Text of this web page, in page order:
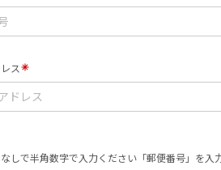
ス
しで半角数字で入力ください「郵便番号」を入